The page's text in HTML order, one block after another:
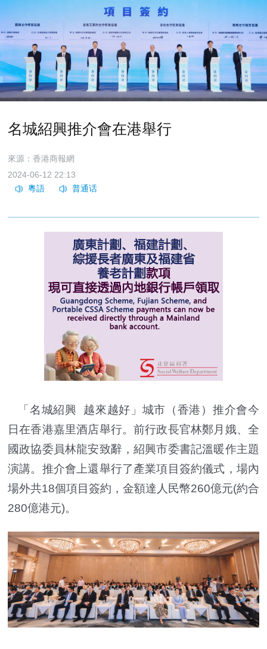
名城紹興推介會在港舉行
來源：香港商報網
2024-06-12 22:13
「名城紹興 越來越好」城市（香港）推介會今
日在香港嘉里酒店舉行。前行政長官林鄭月娥、全
國政協委員林龍安致辭，紹興市委書記溫暖作主題
演講。推介會上還舉行了產業項目簽約儀式，場內
場外共18個項目簽約，金額達人民幣260億元(約合
280億港元)。